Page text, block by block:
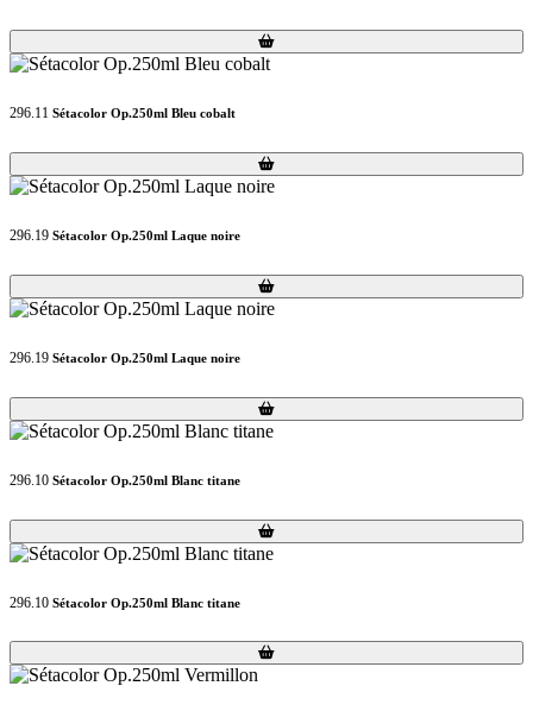
Loading...
Loading...
296.11 Sétacolor Op.250ml Bleu cobalt
Loading...
Loading...
296.19 Sétacolor Op.250ml Laque noire
Loading...
Loading...
296.19 Sétacolor Op.250ml Laque noire
Loading...
Loading...
296.10 Sétacolor Op.250ml Blanc titane
Loading...
Loading...
296.10 Sétacolor Op.250ml Blanc titane
Loading...
Loading...